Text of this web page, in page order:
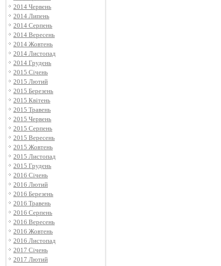
2014 Червень
2014 Липень
2014 Серпень
2014 Вересень
2014 Жовтень
2014 Листопад
2014 Грудень
2015 Січень
2015 Лютий
2015 Березень
2015 Квітень
2015 Травень
2015 Червень
2015 Серпень
2015 Вересень
2015 Жовтень
2015 Листопад
2015 Грудень
2016 Січень
2016 Лютий
2016 Березень
2016 Травень
2016 Серпень
2016 Вересень
2016 Жовтень
2016 Листопад
2017 Січень
2017 Лютий